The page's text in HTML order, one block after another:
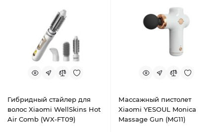
Гибридный стайлер для
волос Xiaomi WellSkins Hot
Air Comb (WX-FT09)
Массажный пистолет
Xiaomi YESOUL Monica
Massage Gun (MG11)